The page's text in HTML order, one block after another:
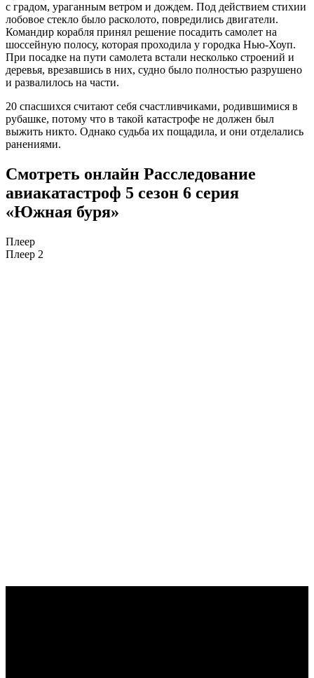
с градом, ураганным ветром и дождем. Под действием стихии
лобовое стекло было расколото, повредились двигатели.
Командир корабля принял решение посадить самолет на
шоссейную полосу, которая проходила у городка Нью-Хоуп.
При посадке на пути самолета встали несколько строений и
деревья, врезавшись в них, судно было полностью разрушено
и развалилось на части.
20 спасшихся считают себя счастливчиками, родившимися в
рубашке, потому что в такой катастрофе не должен был
выжить никто. Однако судьба их пощадила, и они отделались
ранениями.
Смотреть онлайн Расследование
авиакатастроф 5 сезон 6 серия
«Южная буря»
Плеер
Плеер 2